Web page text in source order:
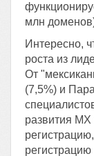
млн
Интересно,
роста из
От
(7,5%) и
развития